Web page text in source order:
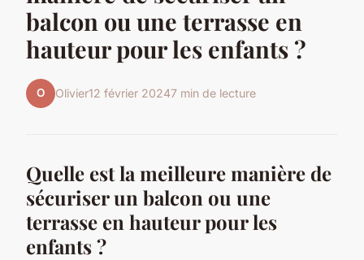
balcon ou une terrasse en
hauteur pour les enfants ?
O Olivier12 février 20247 min de lecture
Quelle est la meilleure manière de
sécuriser un balcon ou une
terrasse en hauteur pour les
enfants ?